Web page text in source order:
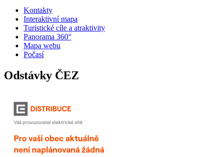
Kontakty
Interaktivní mapa
Turistické cíle a atraktivity
Panorama 360°
Mapa webu
Počasí
Odstávky ČEZ